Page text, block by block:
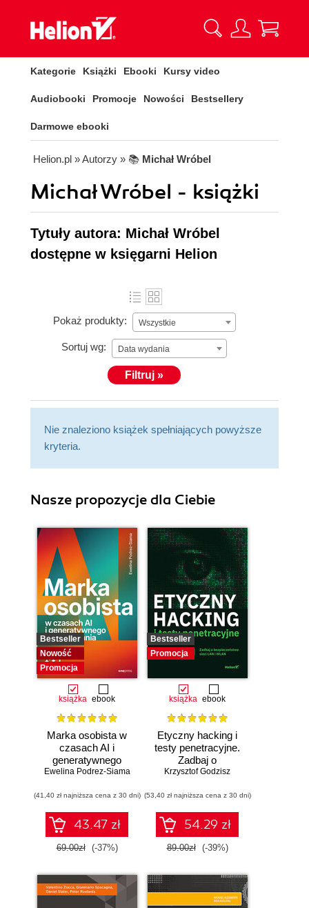
Kategorie Książki Ebooki Kursy video
Audiobooki Promocje Nowości Bestsellery
Darmowe ebooki
Helion.pl » Autorzy » 📚 Michał Wróbel
Michał Wróbel - książki
Tytuły autora: Michał Wróbel
dostępne w księgarni Helion
Pokaż produkty: Wszystkie
Sortuj wg: Data wydania
Filtruj »
Nie znaleziono książek spełniających powyższe
kryteria.
Nasze propozycje dla Ciebie
Bestseller
Nowość
Promocja
książka ebook
Marka osobista w
czasach AI i
generatywnego
wyszukiwania
Ewelina Podrez-Siama
(41,40 zł najniższa cena z 30 dni)
43.47 zł
69.00zł (-37%)
Bestseller
Promocja
książka ebook
Etyczny hacking i
testy penetracyjne.
Zadbaj o
bezpieczeństwo
Krzysztof Godzisz
(53,40 zł najniższa cena z 30 dni)
54.29 zł
89.00zł (-39%)